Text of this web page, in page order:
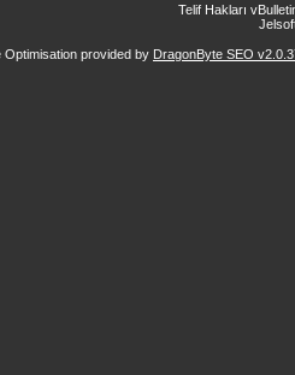
Telif Hakları
Optimisation provided by DragonByte SEO